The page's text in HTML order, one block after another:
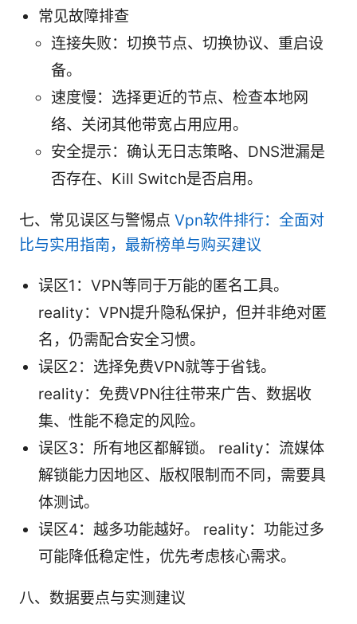
常见故障排查
连接失败：切换节点、切换协议、重启设
备。
速度慢：选择更近的节点、检查本地网
络、关闭其他带宽占用应用。
安全提示：确认无日志策略、DNS泄漏是
否存在、Kill Switch是否启用。
七、常见误区与警惕点 Vpn软件排行：全面对
比与实用指南，最新榜单与购买建议
误区1：VPN等同于万能的匿名工具。
reality：VPN提升隐私保护，但并非绝对匿
名，仍需配合安全习惯。
误区2：选择免费VPN就等于省钱。
reality：免费VPN往往带来广告、数据收
集、性能不稳定的风险。
误区3：所有地区都解锁。 reality：流媒体
解锁能力因地区、版权限制而不同，需要具
体测试。
误区4：越多功能越好。 reality：功能过多
可能降低稳定性，优先考虑核心需求。
八、数据要点与实测建议